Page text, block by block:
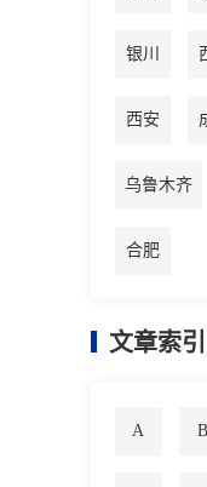
银川
西安
乌鲁木齐
合肥
文章索引
A B